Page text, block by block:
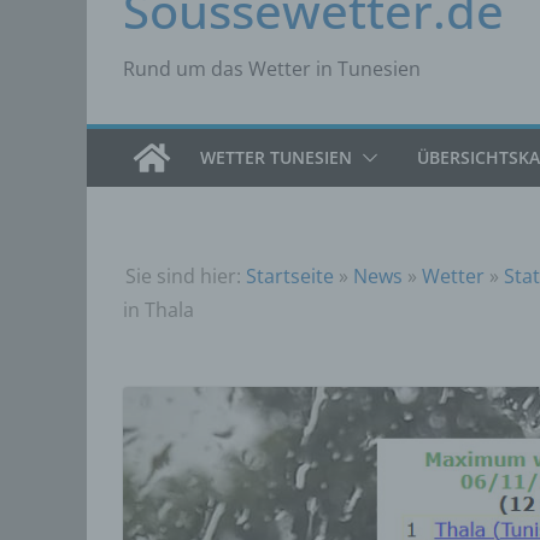
Rund um das Wetter in Tunesien
WETTER TUNESIEN
Sie sind hier: Startseite » News » Wetter »
in Thala